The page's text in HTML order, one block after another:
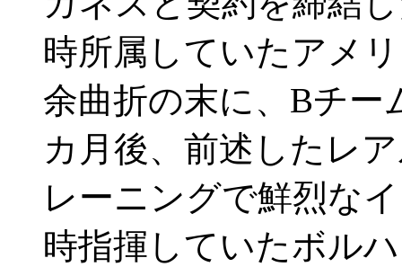
時所属していたアメ
余曲折の末に、Bチー
カ月後、前述したレ
レーニングで鮮烈な
時指揮していたボル